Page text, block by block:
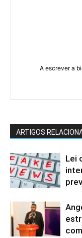
A escrever a
ARTIGOS
Lei